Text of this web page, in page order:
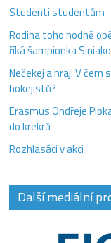
Studenti studentům
Rodina toho hodně
říká šampionka
Nečekej a hraj! V čem
hokejistů?
Erasmus Ondřeje
do krekrů
Rozhlasáci v akci
Další mediální